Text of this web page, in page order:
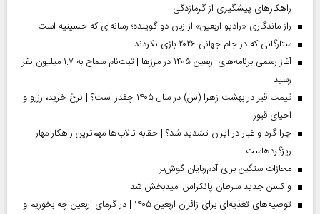
راهکارهای پیشگیری از گرمازدگی
راز ماندگاری «رادیو اربعین» از زبان دو گوینده؛ رسانه‌ای که حسینیه است
ستارگانی که در جام جهانی ۲۰۲۶ بازی نکردند
آغاز رسمی برنامه‌های اربعین ۱۴۰۵ در مرز‌ها | ثبت‌نام سماح به ۱.۷ میلیون نفر
رسید
قیمت قبر در بهشت زهرا (س) در سال ۱۴۰۵ چقدر است؟ | نرخ خرید، رزرو و
احیای قبور
چرا گرد و غبار در ایران تشدید شد؟ | حقابه تالاب‌ها مهم‌ترین راهکار مهار
ریزگردهاست
مجازات سنگین برای آدم‌ربایان گوش‌بر
واکسن جدید سرطان پانکراس امیدبخش شد
توصیه‌های تغذیه‌ای برای زائران اربعین ۱۴۰۵ | در گرمای اربعین چه بخوریم و